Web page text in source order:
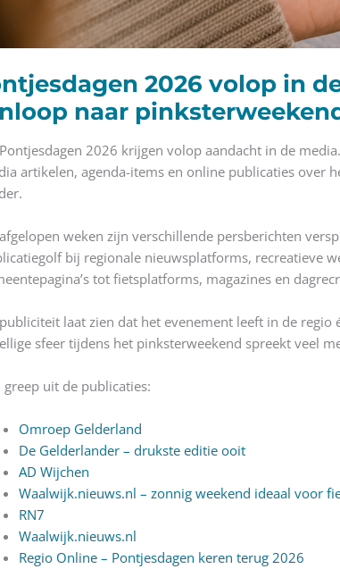
2026 volop in
naar
2026 krijgen volop aandacht in de
artikelen, agenda-items en online publicaties over
weken zijn verschillende persberichten
bij regionale nieuwsplatforms, recreatieve
tot fietsplatforms, magazines en
laat zien dat het evenement leeft in de
sfeer tijdens het pinksterweekend spreekt veel
greep uit de publicaties:
Omroep Gelderland
De Gelderlander – drukste editie ooit
AD Wijchen
Waalwijk.nieuws.nl – zonnig weekend ideaal voor
RN7
Waalwijk.nieuws.nl
Regio Online – Pontjesdagen keren terug 2026